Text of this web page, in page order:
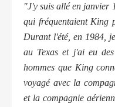
"J'y suis allé en janvier
qui fréquentaient King
Durant l'été, en 1984,
au Texas et j'ai eu
hommes que King
voyagé avec la
et la compagnie